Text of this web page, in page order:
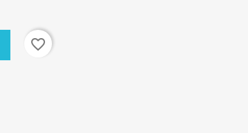
favorite_border